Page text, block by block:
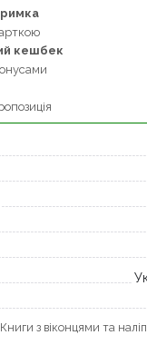
кешбек
Книги з віконцями та